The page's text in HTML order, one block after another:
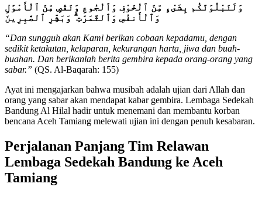
وَلَنَبْلُوَنَّكُم بِشَىْءٍ مِّنَ ٱلْخَوْفِ وَٱلْجُوعِ وَنَقْصٍ مِّنَ ٱلْأَمْوَٰلِ
وَٱلْأَنفُسِ وَٱلثَّمَرَٰتِ ۗ وَبَشِّرِ ٱلصَّٰبِرِينَ
“Dan sungguh akan Kami berikan cobaan kepadamu, dengan
sedikit ketakutan, kelaparan, kekurangan harta, jiwa dan buah-
buahan. Dan berikanlah berita gembira kepada orang-orang yang
sabar.” (QS. Al-Baqarah: 155)
Ayat ini mengajarkan bahwa musibah adalah ujian dari Allah dan
orang yang sabar akan mendapat kabar gembira. Lembaga Sedekah
Bandung Al Hilal hadir untuk menemani dan membantu korban
bencana Aceh Tamiang melewati ujian ini dengan penuh kesabaran.
Perjalanan Panjang Tim Relawan
Lembaga Sedekah Bandung ke Aceh
Tamiang